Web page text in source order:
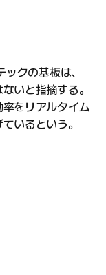
クの基板は、
いと指摘する。
をリアルタイム
いるという。